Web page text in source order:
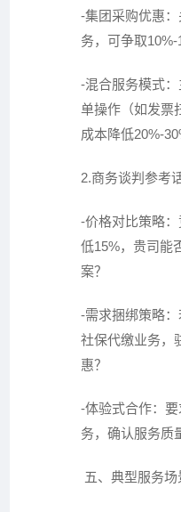
-集团采购优惠
务，可争取
-混合服务模式
单操作（如发票
成本降低20%-
2.商务谈判参考
-价格对比策略
低15%，贵司能
案？
-需求捆绑策略
社保代缴业务，
惠？
-体验式合作：
务，确认服务质
五、典型服务场